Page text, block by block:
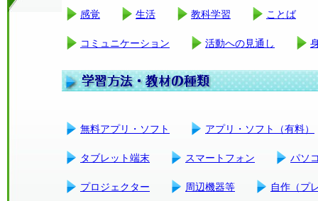
感覚 生活 教科学習 ことば
コミュニケーション 活動への見通し
無料アプリ・ソフト アプリ・ソフト（有料）
タブレット端末 スマートフォン パソ
プロジェクター 周辺機器等 自作（プ